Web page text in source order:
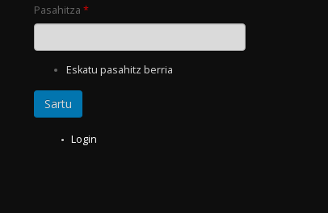
Pasahitza *
Eskatu pasahitz berria
Login